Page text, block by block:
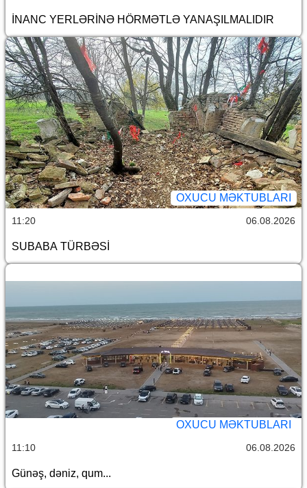
İNANC YERLƏRİNƏ HÖRMƏTLƏ YANAŞILMALIDIR
OXUCU MƏKTUBLARI
11:20 06.08.2026
SUBABA TÜRBƏSİ
OXUCU MƏKTUBLARI
11:10 06.08.2026
Günəş, dəniz, qum...